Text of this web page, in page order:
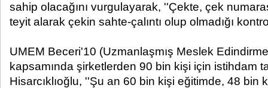
sahip olacağını vurgulayarak, ''Çekte, çek
teyit alarak çekin sahte-çalıntı olup olmadığı
UMEM Beceri'10 (Uzmanlaşmış Meslek
kapsamında şirketlerden 90 bin kişi için istihdam
Hisarcıklıoğlu, ''Şu an 60 bin kişi eğitimde, 48 bin